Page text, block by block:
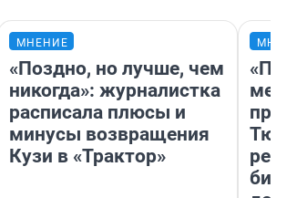
МНЕНИЕ
«Поздно, но лучше, чем
никогда»: журналистка
расписала плюсы и
минусы возвращения
Кузи в «Трактор»